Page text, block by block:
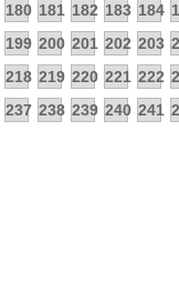
180 181 182 183 184
199 200 201 202 203
218 219 220 221 222
237 238 239 240 241